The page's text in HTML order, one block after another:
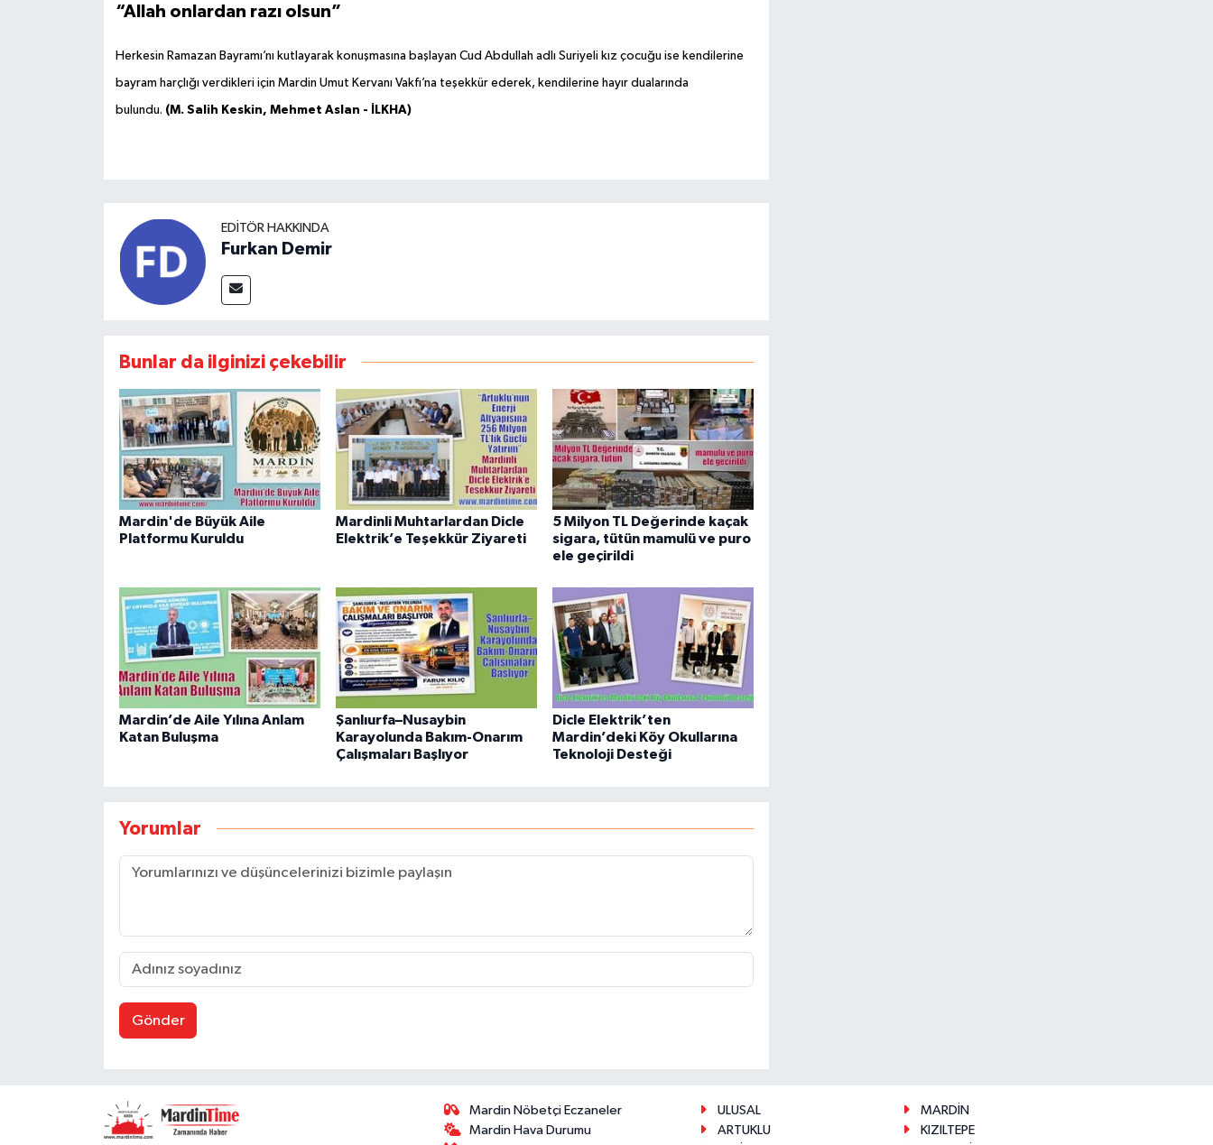
“Allah onlardan razı olsun”
Herkesin Ramazan Bayramı’nı kutlayarak konuşmasına başlayan Cud Abdullah adlı Suriyeli kız çocuğu ise kendilerine
bayram harçlığı verdikleri için Mardin Umut Kervanı Vakfı’na teşekkür ederek, kendilerine hayır dualarında
bulundu. (M. Salih Keskin, Mehmet Aslan - İLKHA)
EDITÖR HAKKINDA
Furkan Demir
Bunlar da ilginizi çekebilir
Mardin'de Büyük Aile
Platformu Kuruldu
Mardinli Muhtarlardan Dicle
Elektrik’e Teşekkür Ziyareti
5 Milyon TL Değerinde kaçak
sigara, tütün mamulü ve puro
ele geçirildi
Mardin’de Aile Yılına Anlam
Katan Buluşma
Şanlıurfa–Nusaybin
Karayolunda Bakım-Onarım
Çalışmaları Başlıyor
Dicle Elektrik’ten
Mardin’deki Köy Okullarına
Teknoloji Desteği
Yorumlar
Gönder
Mardin Nöbetçi Eczaneler
Mardin Hava Durumu
ULUSAL
MARDİN
ARTUKLU
KIZILTEPE